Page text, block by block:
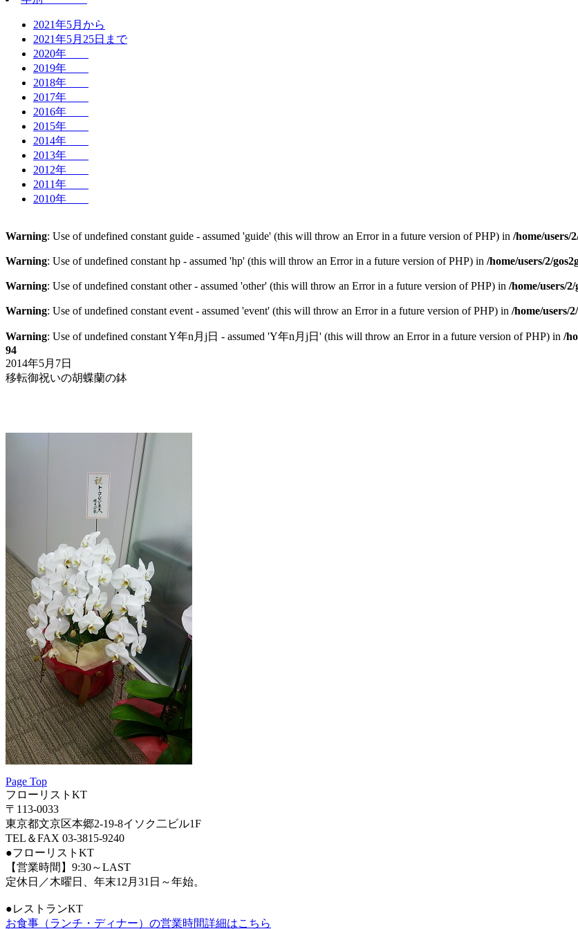
2021年5月から
2021年5月25日まで
2020年
2019年
2018年
2017年
2016年
2015年
2014年
2013年
2012年
2011年
2010年
Warning: Use of undefined constant guide - assumed 'guide' (this will throw an Error in a future version of PHP) in /home/users/
Warning: Use of undefined constant hp - assumed 'hp' (this will throw an Error in a future version of PHP) in /home/users/2/
Warning: Use of undefined constant other - assumed 'other' (this will throw an Error in a future version of PHP) in /home/users/
Warning: Use of undefined constant event - assumed 'event' (this will throw an Error in a future version of PHP) in /home/users/
Warning: Use of undefined constant Y年n月j日 - assumed 'Y年n月j日' (this will throw an Error in a future version of PHP) in /
94
2014年5月7日
移転御祝いの胡蝶蘭の鉢
Page Top
フローリストKT
〒113-0033
東京都文京区本郷2-19-8イソク二ビル1F
TEL＆FAX 03-3815-9240
●フローリストKT
【営業時間】9:30～LAST
定休日／木曜日、年末12月31日～年始。
●レストランKT
お食事（ランチ・ディナー）の営業時間詳細はこちら